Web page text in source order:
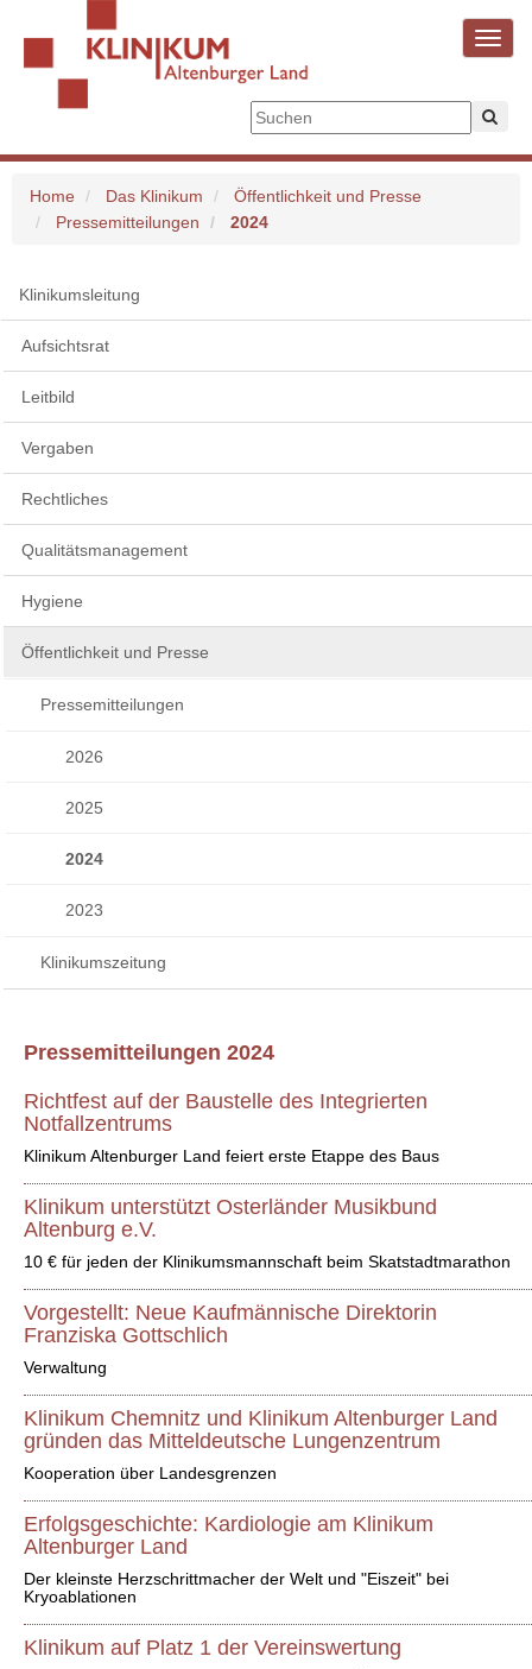
Home Das Klinikum
Öffentlichkeit und Presse
Pressemitteilungen
2024
Klinikumsleitung
Aufsichtsrat
Leitbild
Vergaben
Rechtliches
Qualitätsmanagement
Hygiene
Öffentlichkeit und Presse
Pressemitteilungen
2026
2025
2024
2023
Klinikumszeitung
Pressemitteilungen 2024
Richtfest auf der Baustelle des Integrierten
Notfallzentrums
Klinikum Altenburger Land feiert erste Etappe des Baus
Klinikum unterstützt Osterländer Musikbund
Altenburg e.V.
10 € für jeden der Klinikumsmannschaft beim Skatstadtmarathon
Vorgestellt: Neue Kaufmännische Direktorin
Franziska Gottschlich
Verwaltung
Klinikum Chemnitz und Klinikum Altenburger Land
gründen das Mitteldeutsche Lungenzentrum
Kooperation über Landesgrenzen
Erfolgsgeschichte: Kardiologie am Klinikum
Altenburger Land
Der kleinste Herzschrittmacher der Welt und "Eiszeit" bei
Kryoablationen
Klinikum auf Platz 1 der Vereinswertung